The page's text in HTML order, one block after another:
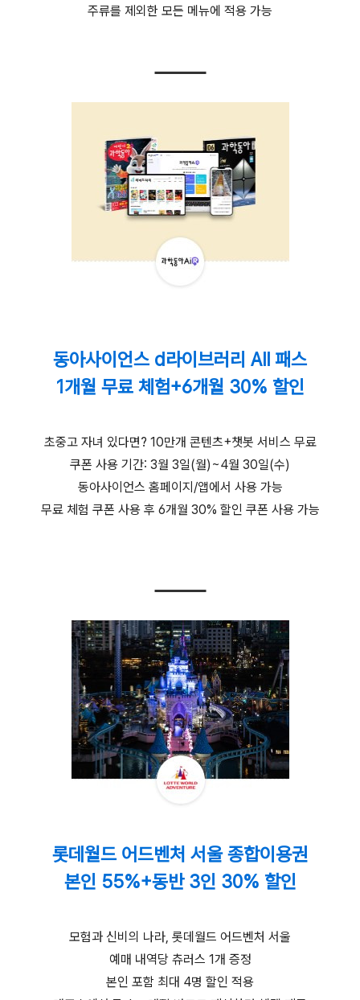
주류를 제외한 모든 메뉴에 적용 가능
동아사이언스 d라이브러리 All 패스
1개월 무료 체험+6개월 30% 할인
초중고 자녀 있다면? 10만개 콘텐츠+챗봇 서비스 무료
쿠폰 사용 기간: 3월 3일(월)~4월 30일(수)
동아사이언스 홈페이지/앱에서 사용 가능
무료 체험 쿠폰 사용 후 6개월 30% 할인 쿠폰 사용 가능
롯데월드 어드벤처 서울 종합이용권
본인 55%+동반 3인 30% 할인
모험과 신비의 나라, 롯데월드 어드벤처 서울
예매 내역당 츄러스 1개 증정
본인 포함 최대 4명 할인 적용